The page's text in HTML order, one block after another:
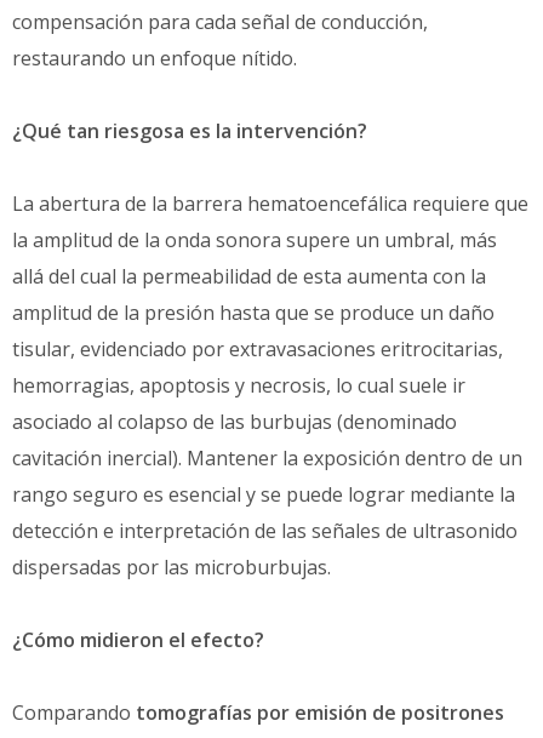
compensación para cada señal de conducción,
restaurando un enfoque nítido.
¿Qué tan riesgosa es la intervención?
La abertura de la barrera hematoencefálica requiere que
la amplitud de la onda sonora supere un umbral, más
allá del cual la permeabilidad de esta aumenta con la
amplitud de la presión hasta que se produce un daño
tisular, evidenciado por extravasaciones eritrocitarias,
hemorragias, apoptosis y necrosis, lo cual suele ir
asociado al colapso de las burbujas (denominado
cavitación inercial). Mantener la exposición dentro de un
rango seguro es esencial y se puede lograr mediante la
detección e interpretación de las señales de ultrasonido
dispersadas por las microburbujas.
¿Cómo midieron el efecto?
Comparando tomografías por emisión de positrones